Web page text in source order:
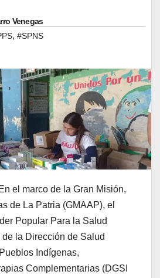
Venegas
, #SPNS
En el marco de la Gran Misión,
de La Patria (GMAAP), el
Popular Para la Salud
de la Dirección de Salud
Indígenas,
Complementarias (DGSI